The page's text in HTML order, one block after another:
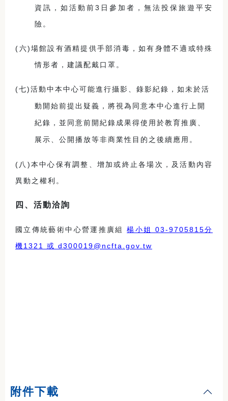
資訊，如活動前3日參加者，無法投保旅遊平安
險。
(六)場館設有酒精提供手部消毒，如有身體不適或特殊
情形者，建議配戴口罩。
(七)活動中本中心可能進行攝影、錄影紀錄，如未於活
動開始前提出疑義，將視為同意本中心進行上開
紀錄，並同意前開紀錄成果得使用於教育推廣、
展示、公開播放等非商業性目的之後續應用。
( 八)本中心保有調整、增加或終止各場次，及活動內容
異動之權利。
四、活動洽詢
國立傳統藝術中心營運推廣組楊小姐 03-9705815分
機1321 或 d300019@ncfta.gov.tw
附件下載